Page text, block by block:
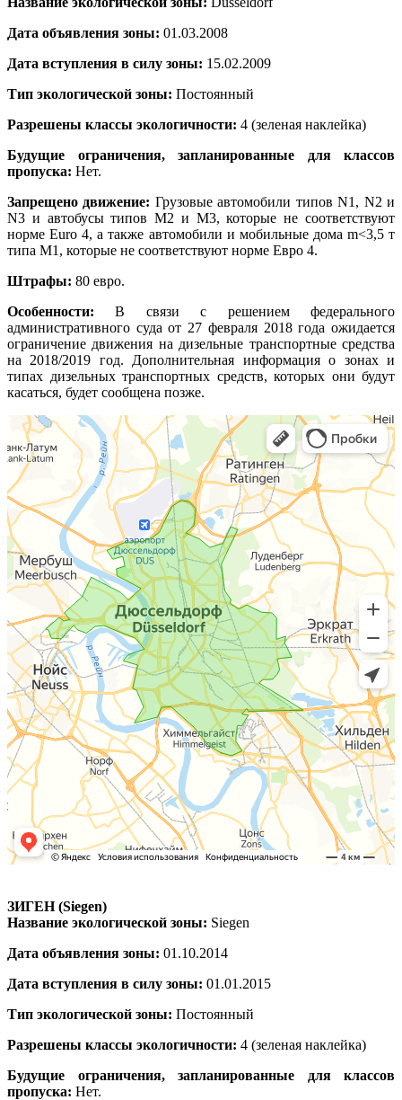
Дата объявления зоны: 01.03.2008
Дата вступления в силу зоны: 15.02.2009
Тип экологической зоны: Постоянный
Разрешены классы экологичности: 4 (зеленая наклейка)
Будущие ограничения, запланированные для классов
пропуска: Нет.
Запрещено движение: Грузовые автомобили типов N1, N2 и
N3 и автобусы типов M2 и M3, которые не соответствуют
норме Euro 4, а также автомобили и мобильные дома m<3,5 т
типа M1, которые не соответствуют норме Евро 4.
Штрафы: 80 евро.
Особенности: В связи с решением федерального
административного суда от 27 февраля 2018 года ожидается
ограничение движения на дизельные транспортные средства
на 2018/2019 год. Дополнительная информация о зонах и
типах дизельных транспортных средств, которых они будут
касаться, будет сообщена позже.
ЗИГЕН (Siegen)
Название экологической зоны: Siegen
Дата объявления зоны: 01.10.2014
Дата вступления в силу зоны: 01.01.2015
Тип экологической зоны: Постоянный
Разрешены классы экологичности: 4 (зеленая наклейка)
Будущие ограничения, запланированные для классов
пропуска: Нет.